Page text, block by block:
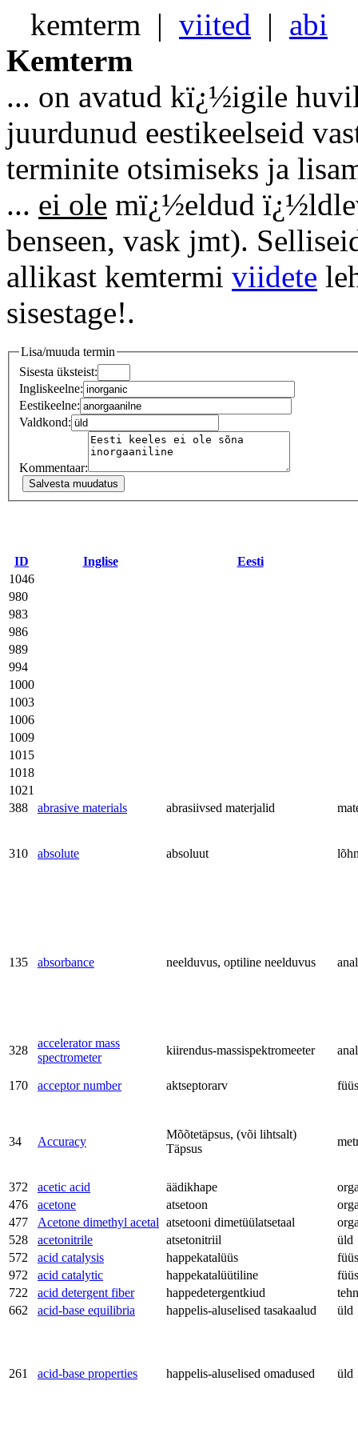
kemterm | viited | abi
Kemterm
... on avatud kï¿½igile
juurdunud eestikeelseid
terminite otsimiseks ja
... ei ole mï¿½eldud
benseen, vask jmt).
allikast kemtermi viidete
sisestage!.
Lisa/muuda termin
Sisesta üksteist:
Ingliskeelne:
Eestikeelne:
Valdkond:
Kommentaar:
ID Inglise
Eesti
1046
980
983
986
989
994
1000
1003
1006
1009
1015
1018
1021
388
abrasive materials abrasiivsed materjalid
310 absolute absoluut
135 absorbance neelduvus, optiline neelduvus
328
accelerator mass
spectrometer
kiirendus-massispektromeeter
170 acceptor number aktseptorarv
34 Accuracy
Mõõtetäpsus, (või lihtsalt)
Täpsus
372 acetic acid äädikhape
476
acetone atsetoon
477
Acetone dimethyl acetal atsetooni dimetüülatsetaal
528
acetonitrile atsetonitriil
üld
572
acid catalysis happekatalüüs
972
acid catalytic happekatalüütiline
722
acid detergent fiber happedetergentkiud
662
acid-base equilibria happelis-aluselised tasakaalud üld
261 acid-base properties happelis-aluselised omadused üld